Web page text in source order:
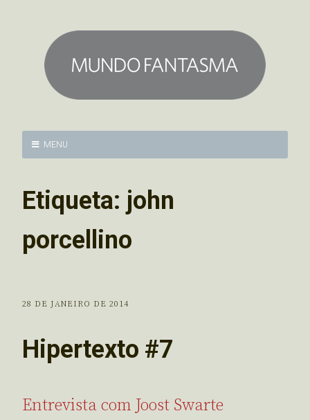
MENU
Etiqueta: john
porcellino
28 DE JANEIRO DE 2014
Hipertexto #7
Entrevista com Joost Swarte